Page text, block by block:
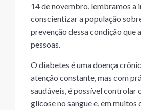
14 de novembro, lembramos a
conscientizar a população
prevenção dessa condição que
pessoas.
O diabetes é uma doença
atenção constante, mas com
saudáveis, é possível controlar
glicose no sangue e, em muitos